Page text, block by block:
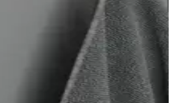
Architec se instala rápida y
al sistema de fijación Durafix, que
oculto tras el montaje.
puede equipar el inodoro con la
Duravit Rimless ®. Además,
un bidé Architec a juego.